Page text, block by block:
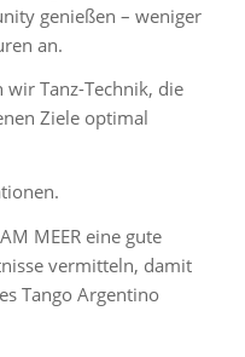
genießen – weniger
an.
Tanz-Technik, die
Ziele optimal
MEER eine gute
vermitteln, damit
Tango Argentino